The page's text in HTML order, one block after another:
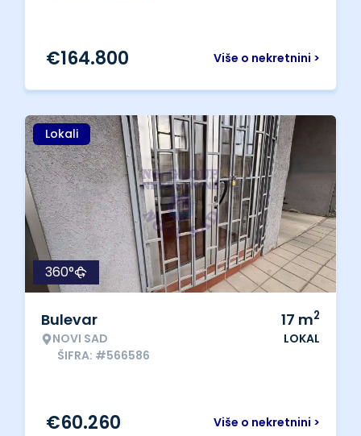
Više o nekretnini >
€164.800
Lokali
360°
Bulevar
NOVI SAD
ŠIFRA: #566586
17 m2
LOKAL
Više o nekretnini >
€60.260